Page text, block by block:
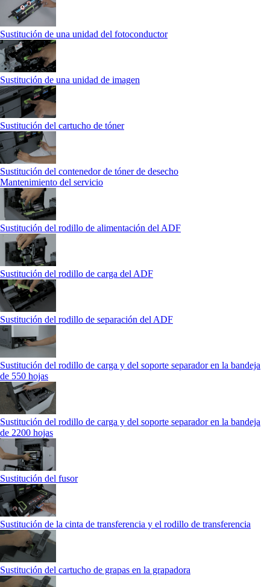
Sustitución de una unidad del fotoconductor
Sustitución de una unidad de imagen
Sustitución del cartucho de tóner
Sustitución del contenedor de tóner de desecho
Mantenimiento del servicio
Sustitución del rodillo de alimentación del ADF
Sustitución del rodillo de carga del ADF
Sustitución del rodillo de separación del ADF
Sustitución del rodillo de carga y del soporte separador en la bandeja
de 550 hojas
Sustitución del rodillo de carga y del soporte separador en la bandeja
de 2200 hojas
Sustitución del fusor
Sustitución de la cinta de transferencia y el rodillo de transferencia
Sustitución del cartucho de grapas en la grapadora